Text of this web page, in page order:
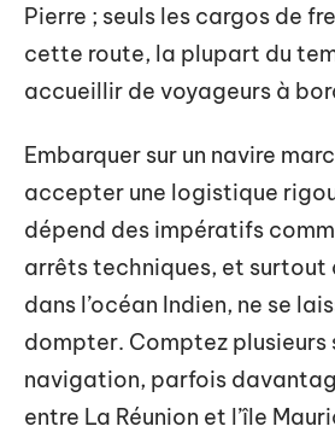
Pierre ; seuls les cargos de
cette route, la plupart du
accueillir de voyageurs à
Embarquer sur un navire
accepter une logistique
dépend des impératifs
arrêts techniques, et surtout
dans l’océan Indien, ne se
dompter. Comptez plusieurs
navigation, parfois
entre La Réunion et l’île